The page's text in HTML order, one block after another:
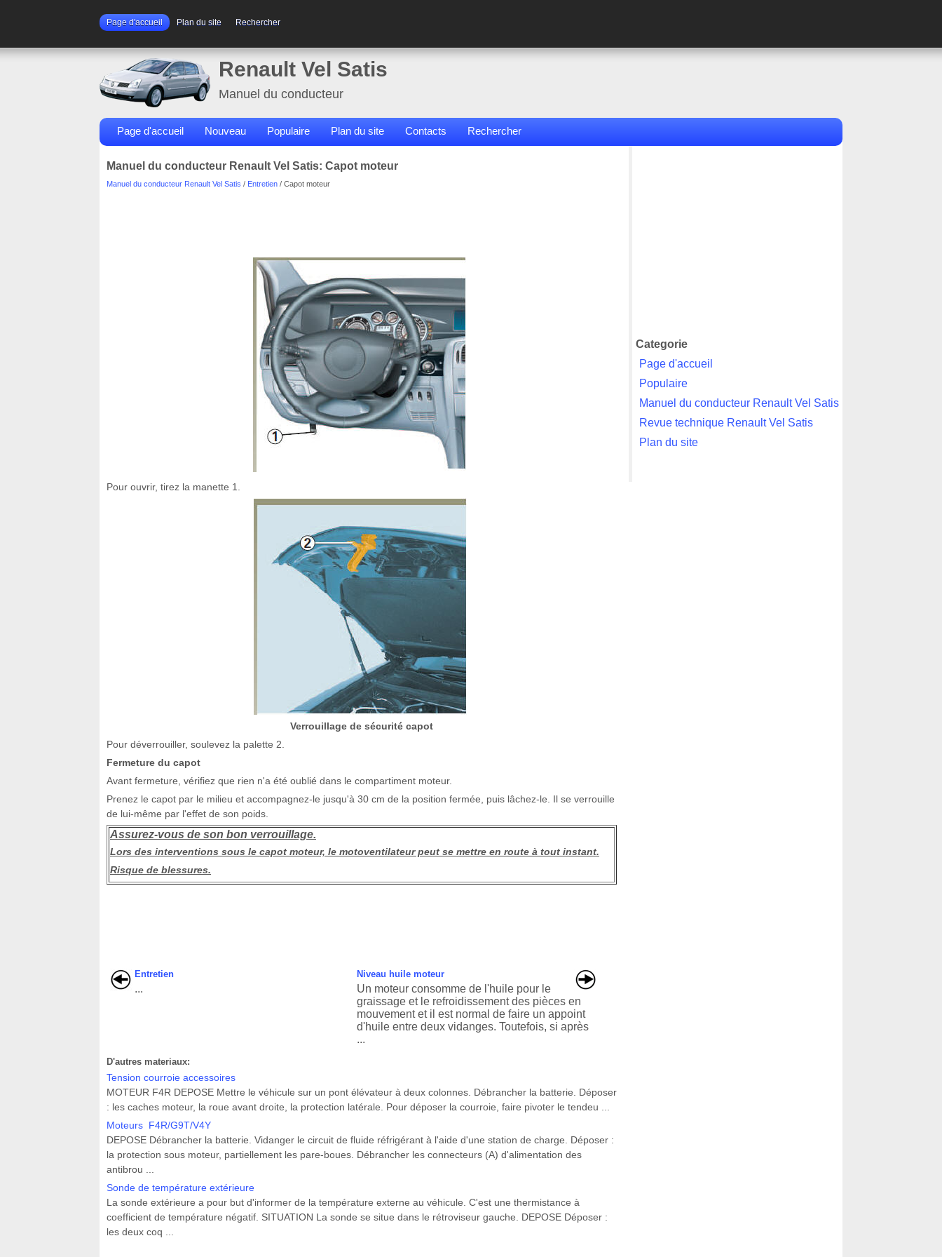
Page d'accueil Plan du site Rechercher
Renault Vel Satis
Manuel du conducteur
Page d'accueil Nouveau Populaire Plan du site Contacts Rechercher
Manuel du conducteur Renault Vel Satis: Capot moteur
Manuel du conducteur Renault Vel Satis / Entretien / Capot moteur
Pour ouvrir, tirez la manette 1.
Verrouillage de sécurité capot
Pour déverrouiller, soulevez la palette 2.
Fermeture du capot
Avant fermeture, vérifiez que rien n'a été oublié dans le compartiment moteur.
Prenez le capot par le milieu et accompagnez-le jusqu'à 30 cm de la position fermée, puis lâchez-le. Il se verrouille
de lui-même par l'effet de son poids.
Assurez-vous de son bon verrouillage.
Lors des interventions sous le capot moteur, le motoventilateur peut se mettre en route à tout instant.
Risque de blessures.
Entretien
...
Niveau huile moteur
Un moteur consomme de l'huile pour le
graissage et le refroidissement des pièces en
mouvement et il est normal de faire un appoint
d'huile entre deux vidanges. Toutefois, si après
...
D'autres materiaux:
Tension courroie accessoires
MOTEUR F4R DEPOSE Mettre le véhicule sur un pont élévateur à deux colonnes. Débrancher la batterie. Déposer
: les caches moteur, la roue avant droite, la protection latérale. Pour déposer la courroie, faire pivoter le tendeu ...
Moteurs F4R/G9T/V4Y
DEPOSE Débrancher la batterie. Vidanger le circuit de fluide réfrigérant à l'aide d'une station de charge. Déposer :
la protection sous moteur, partiellement les pare-boues. Débrancher les connecteurs (A) d'alimentation des
antibrou ...
Sonde de température extérieure
La sonde extérieure a pour but d'informer de la température externe au véhicule. C'est une thermistance à
coefficient de température négatif. SITUATION La sonde se situe dans le rétroviseur gauche. DEPOSE Déposer :
les deux coq ...
Categorie
Page d'accueil
Populaire
Manuel du conducteur Renault Vel Satis
Revue technique Renault Vel Satis
Plan du site